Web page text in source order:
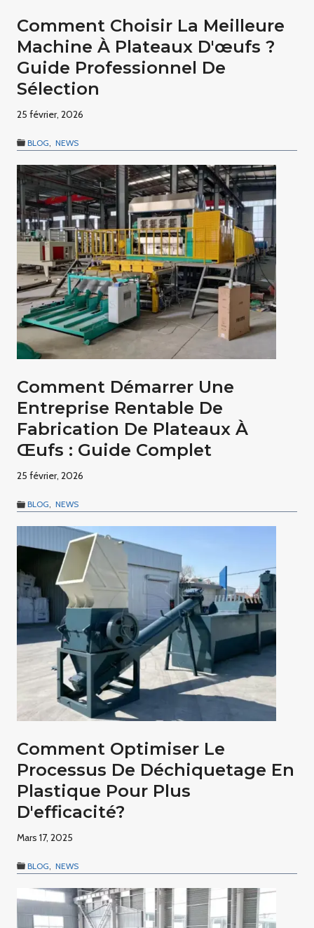
Comment Choisir La Meilleure
Machine À Plateaux D'œufs ?
Guide Professionnel De
Sélection
25 février, 2026
BLOG NEWS
Comment Démarrer Une
Entreprise Rentable De
Fabrication De Plateaux À
Œufs : Guide Complet
25 février, 2026
BLOG, NEWS
Comment Optimiser Le
Processus De Déchiquetage En
Plastique Pour Plus
D'efficacité?
Mars 17, 2025
BLOG NEWS